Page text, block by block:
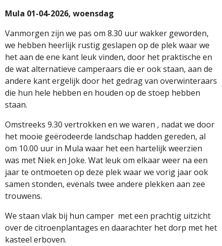
Mula 01-04-2026, woensdag
Vanmorgen zijn we pas om 8.30 uur wakker geworden,
we hebben heerlijk rustig geslapen op de plek waar we
het aan de ene kant leuk vinden, door het praktische en
de wat alternatieve camperaars die er ook staan, aan de
andere kant ergelijk door het gedrag van overwinteraars
die hun hele hebben en houden op de stoep hebben
staan.
Omstreeks 9.30 vertrokken en we waren , nadat we door
het mooie geërodeerde landschap hadden gereden, al
om 10.00 uur in Mula waar het een hartelijk weerzien
was met Niek en Joke. Wat leuk om elkaar weer na een
jaar te ontmoeten op deze plek waar we vorig jaar ook
samen stonden, evenals twee andere plekken aan zee
trouwens.
We staan vlak bij hun camper met een prachtig uitzicht
over de citroenplantages en daarachter het dorp met het
kasteel erboven.